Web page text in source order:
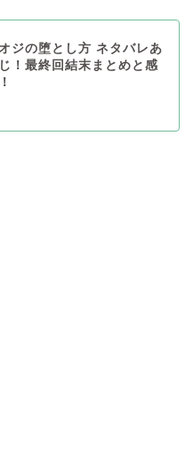
ジの堕とし方 ネタバレあ
！最終回結末まとめと感